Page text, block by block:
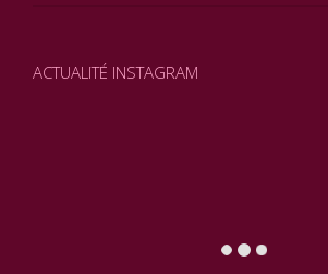
ACTUALITÉ INSTAGRAM